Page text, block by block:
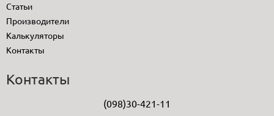
Статьи
Производители
Калькуляторы
Контакты
Контакты
(098)30-421-11